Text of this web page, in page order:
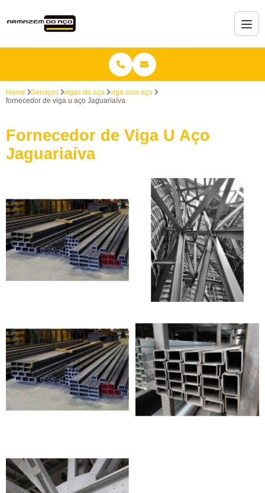
Home Serviços vigas de aço
viga com aço
fornecedor de viga u aço Jaguariaíva
Fornecedor de Viga U Aço
Jaguariaíva